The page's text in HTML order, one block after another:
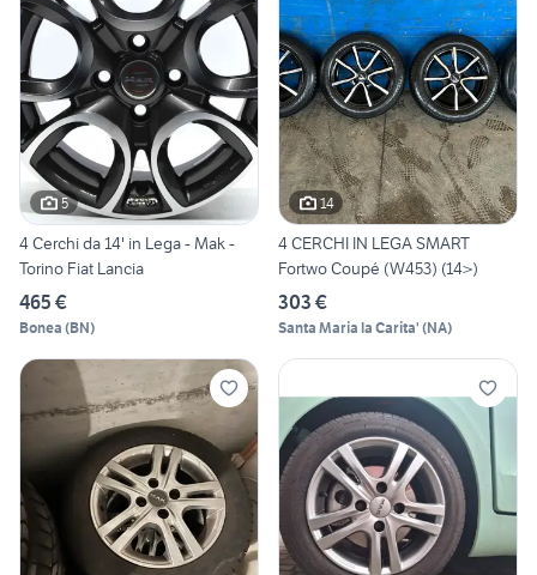
5
4 Cerchi da 14' in Lega - Mak -
Torino Fiat Lancia
465 €
Bonea (BN)
14
4 CERCHI IN LEGA SMART
Fortwo Coupé (W453) (14>)
303 €
Santa Maria la Carita' (NA)